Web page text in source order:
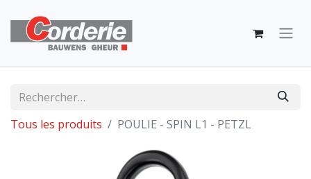
Tous les produits POULIE - SPIN L1 - PETZL